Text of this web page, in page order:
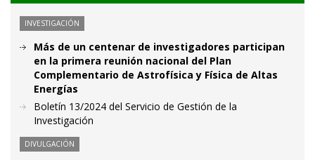
INVESTIGACIÓN
Más de un centenar de investigadores participan
en la primera reunión nacional del Plan
Complementario de Astrofísica y Física de Altas
Energías
Boletín 13/2024 del Servicio de Gestión de la
Investigación
DIVULGACIÓN